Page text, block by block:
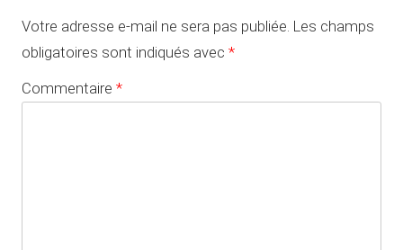
Votre adresse e-mail ne sera pas publiée. Les champs
obligatoires sont indiqués avec *
Commentaire *